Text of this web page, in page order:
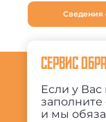
Сведения
СЕРВИС
Если у
и мы